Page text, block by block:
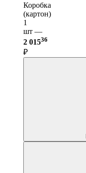
Коробка
(картон)
1
шт —
2 01536
₽